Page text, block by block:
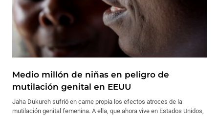
Medio millón de niñas en peligro de
mutilación genital en EEUU
Jaha Dukureh sufrió en carne propia los efectos atroces de la
mutilación genital femenina. A ella, que ahora vive en Estados Unidos,